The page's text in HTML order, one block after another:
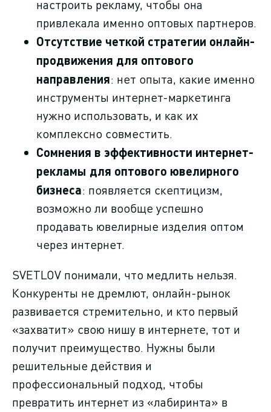
настроить рекламу, чтобы она
привлекала именно оптовых партнеров.
Отсутствие четкой стратегии онлайн-
продвижения для оптового
направления: нет опыта, какие именно
инструменты интернет-маркетинга
нужно использовать, и как их
комплексно совместить.
Сомнения в эффективности интернет-
рекламы для оптового ювелирного
бизнеса: появляется скептицизм,
возможно ли вообще успешно
продавать ювелирные изделия оптом
через интернет.
SVETLOV понимали, что медлить нельзя.
Конкуренты не дремлют, онлайн-рынок
развивается стремительно, и кто первый
«захватит» свою нишу в интернете, тот и
получит преимущество. Нужны были
решительные действия и
профессиональный подход, чтобы
превратить интернет из «лабиринта» в